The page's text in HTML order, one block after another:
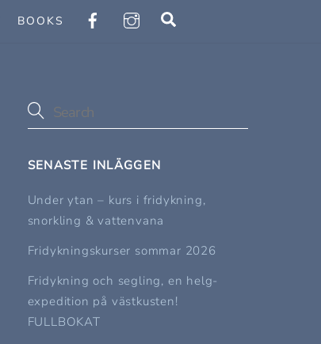
BOOKS
SENASTE INLÄGGEN
Under ytan – kurs i fridykning,
snorkling & vattenvana
Fridykningskurser sommar 2026
Fridykning och segling, en helg-
expedition på västkusten!
FULLBOKAT